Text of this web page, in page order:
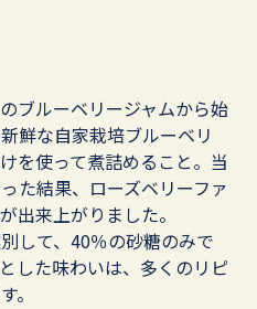
ブルーベリージャムから始
鮮な自家栽培ブルーベリ
を使って煮詰めること。当
た結果、ローズベリーファ
出来上がりました。
して、40％の砂糖のみで
した味わいは、多くのリピ
。